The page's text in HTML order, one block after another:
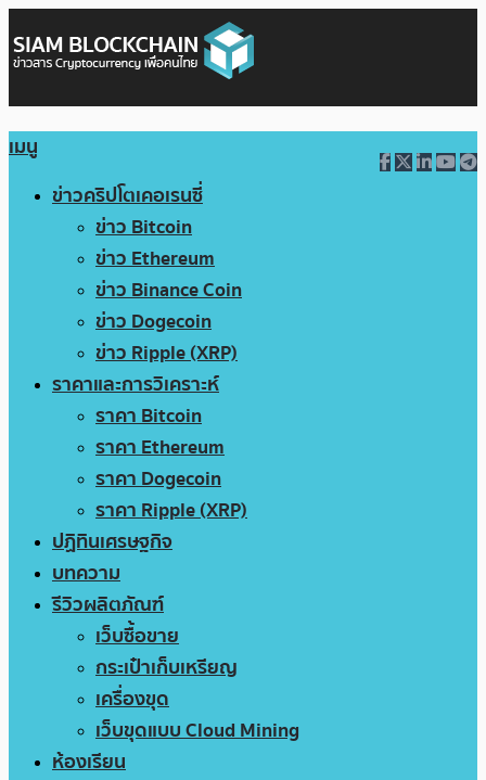
เมนู
ข่าวคริปโตเคอเรนซี่
ข่าว Bitcoin
ข่าว Ethereum
ข่าว Binance Coin
ข่าว Dogecoin
ข่าว Ripple (XRP)
ราคาและการวิเคราะห์
ราคา Bitcoin
ราคา Ethereum
ราคา Dogecoin
ราคา Ripple (XRP)
ปฏิทินเศรษฐกิจ
บทความ
รีวิวผลิตภัณฑ์
เว็บซื้อขาย
กระเป๋าเก็บเหรียญ
เครื่องขุด
เว็บขุดแบบ Cloud Mining
ห้องเรียน